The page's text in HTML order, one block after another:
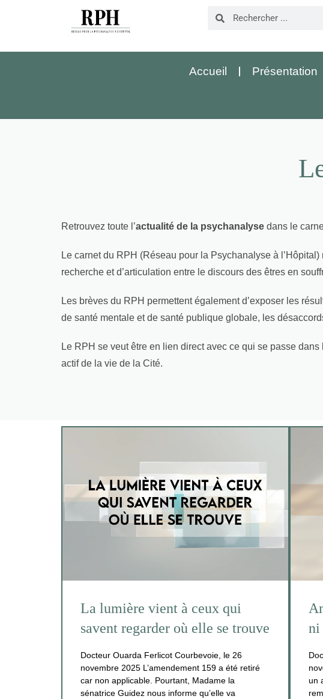
Accueil Présentation
Retrouvez toute l’actualité de la psychanalyse dans le
Le carnet du RPH (Réseau pour la Psychanalyse à
recherche et d’articulation entre le discours des êtres en
Les brèves du RPH permettent également d’exposer les
de santé mentale et de santé publique globale, les
Le RPH se veut être en lien direct avec ce qui se passe
actif de la vie de la Cité.
La lumière vient à ceux qui
savent regarder où elle se trouve
Docteur Ouarda Ferlicot Courbevoie, le 26
novembre 2025 L’amendement 159 a été retiré
car non applicable. Pourtant, Madame la
sénatrice Guidez nous informe qu’elle va
ni
un